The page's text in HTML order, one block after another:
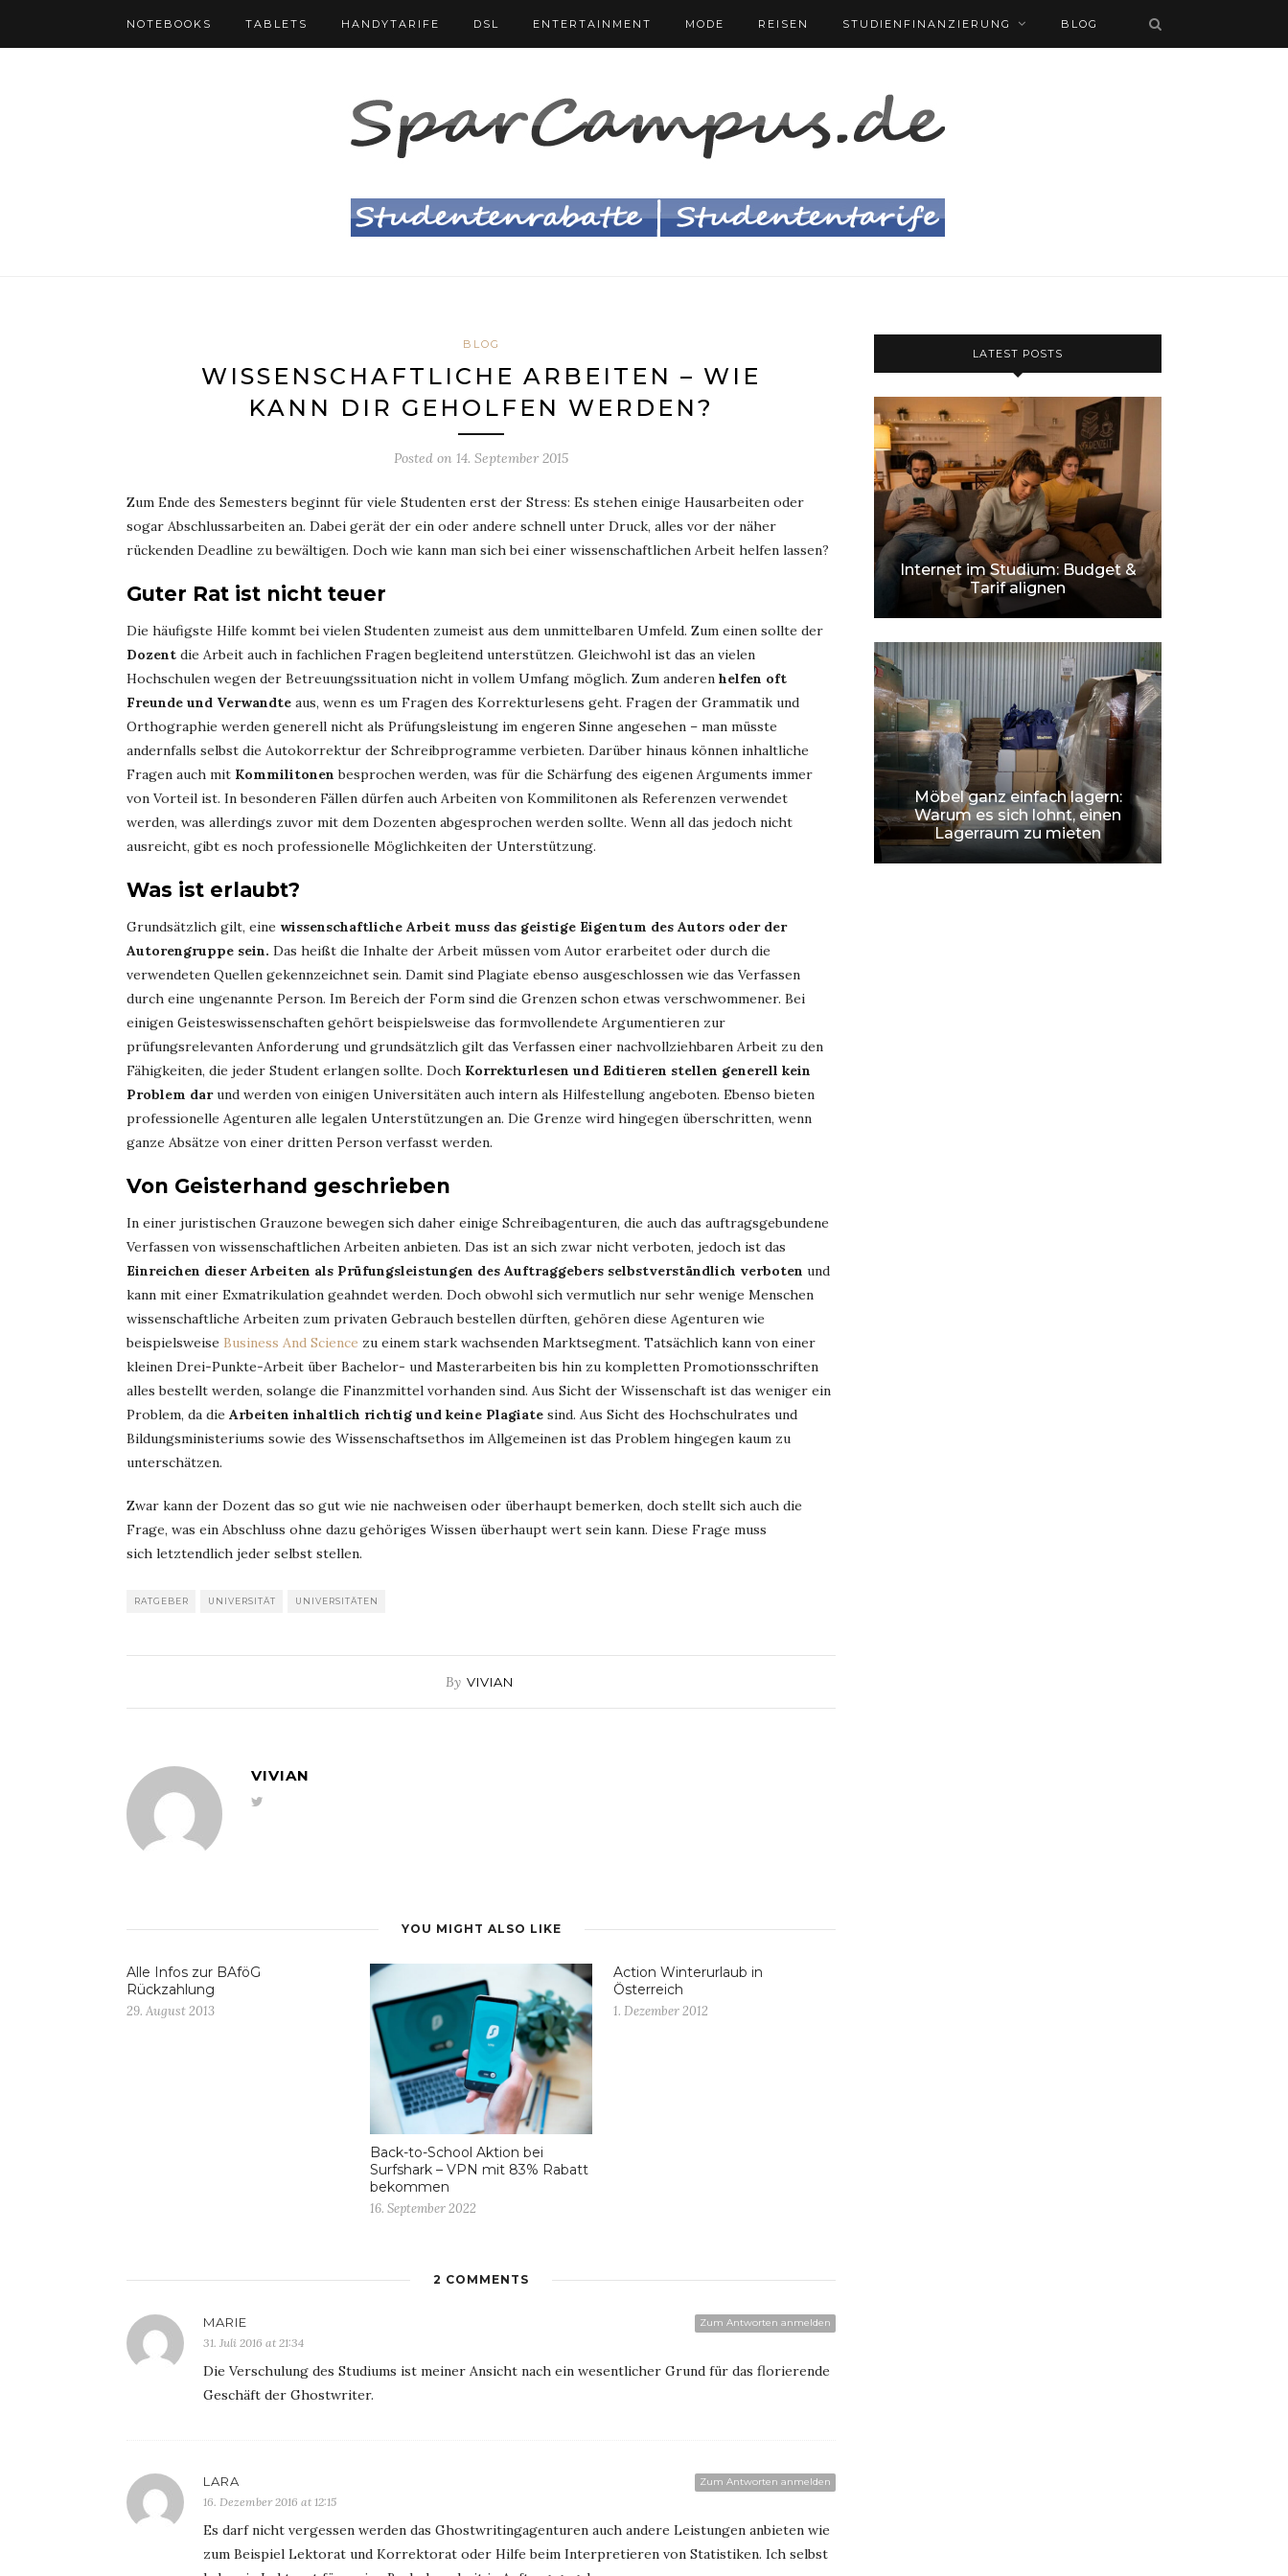
NOTEBOOKS TABLETS HANDYTARIFE DSL ENTERTAINMENT MODE REISEN STUDIENFINANZIERUNG BLOG
BLOG
WISSENSCHAFTLICHE ARBEITEN – WIE
KANN DIR GEHOLFEN WERDEN?
Posted on 14. September 2015
Zum Ende des Semesters beginnt für viele Studenten erst der Stress: Es stehen einige Hausarbeiten oder
sogar Abschlussarbeiten an. Dabei gerät der ein oder andere schnell unter Druck, alles vor der näher
rückenden Deadline zu bewältigen. Doch wie kann man sich bei einer wissenschaftlichen Arbeit helfen lassen?
Guter Rat ist nicht teuer
Die häufigste Hilfe kommt bei vielen Studenten zumeist aus dem unmittelbaren Umfeld. Zum einen sollte der
Dozent die Arbeit auch in fachlichen Fragen begleitend unterstützen. Gleichwohl ist das an vielen
Hochschulen wegen der Betreuungssituation nicht in vollem Umfang möglich. Zum anderen helfen oft
Freunde und Verwandte aus, wenn es um Fragen des Korrekturlesens geht. Fragen der Grammatik und
Orthographie werden generell nicht als Prüfungsleistung im engeren Sinne angesehen – man müsste
andernfalls selbst die Autokorrektur der Schreibprogramme verbieten. Darüber hinaus können inhaltliche
Fragen auch mit Kommilitonen besprochen werden, was für die Schärfung des eigenen Arguments immer
von Vorteil ist. In besonderen Fällen dürfen auch Arbeiten von Kommilitonen als Referenzen verwendet
werden, was allerdings zuvor mit dem Dozenten abgesprochen werden sollte. Wenn all das jedoch nicht
ausreicht, gibt es noch professionelle Möglichkeiten der Unterstützung.
Was ist erlaubt?
Grundsätzlich gilt, eine wissenschaftliche Arbeit muss das geistige Eigentum des Autors oder der
Autorengruppe sein. Das heißt die Inhalte der Arbeit müssen vom Autor erarbeitet oder durch die
verwendeten Quellen gekennzeichnet sein. Damit sind Plagiate ebenso ausgeschlossen wie das Verfassen
durch eine ungenannte Person. Im Bereich der Form sind die Grenzen schon etwas verschwommener. Bei
einigen Geisteswissenschaften gehört beispielsweise das formvollendete Argumentieren zur
prüfungsrelevanten Anforderung und grundsätzlich gilt das Verfassen einer nachvollziehbaren Arbeit zu den
Fähigkeiten, die jeder Student erlangen sollte. Doch Korrekturlesen und Editieren stellen generell kein
Problem darund werden von einigen Universitäten auch intern als Hilfestellung angeboten. Ebenso bieten
professionelle Agenturen alle legalen Unterstützungen an. Die Grenze wird hingegen überschritten, wenn
ganze Absätze von einer dritten Person verfasst werden.
Von Geisterhand geschrieben
In einer juristischen Grauzone bewegen sich daher einige Schreibagenturen, die auch das auftragsgebundene
Verfassen von wissenschaftlichen Arbeiten anbieten. Das ist an sich zwar nicht verboten, jedoch ist das
Einreichen dieser Arbeiten als Prüfungsleistungen des Auftraggebers selbstverständlich verboten und
kann mit einer Exmatrikulation geahndet werden. Doch obwohl sich vermutlich nur sehr wenige Menschen
wissenschaftliche Arbeiten zum privaten Gebrauch bestellen dürften, gehören diese Agenturen wie
beispielsweise Business And Science zu einem stark wachsenden Marktsegment. Tatsächlich kann von einer
kleinen Drei-Punkte-Arbeit über Bachelor- und Masterarbeiten bis hin zu kompletten Promotionsschriften
alles bestellt werden, solange die Finanzmittel vorhanden sind. Aus Sicht der Wissenschaft ist das weniger ein
Problem, da die Arbeiten inhaltlich richtig und keine Plagiate sind. Aus Sicht des Hochschulrates und
Bildungsministeriums sowie des Wissenschaftsethos im Allgemeinen ist das Problem hingegen kaum zu
unterschätzen.
Zwar kann der Dozent das so gut wie nie nachweisen oder überhaupt bemerken, doch stellt sich auch die
Frage, was ein Abschluss ohne dazu gehöriges Wissen überhaupt wert sein kann. Diese Frage muss
sich letztendlich jeder selbst stellen.
RATGEBER UNIVERSITÄT UNIVERSITÄTEN
By VIVIAN
VIVIAN
YOU MIGHT ALSO LIKE
Alle Infos zur BAföG
Rückzahlung
29. August 2013
Back-to-School Aktion bei
Surfshark – VPN mit 83% Rabatt
bekommen
16. September 2022
Action Winterurlaub in
Österreich
1. Dezember 2012
2 COMMENTS
Zum Antworten anmelden
MARIE
31. Juli 2016 at 21:34
Die Verschulung des Studiums ist meiner Ansicht nach ein wesentlicher Grund für das florierende
Geschäft der Ghostwriter.
Zum Antworten anmelden
LARA
16. Dezember 2016 at 12:15
Es darf nicht vergessen werden das Ghostwritingagenturen auch andere Leistungen anbieten wie
zum Beispiel Lektorat und Korrektorat oder Hilfe beim Interpretieren von Statistiken. Ich selbst
LATEST POSTS
Internet im Studium: Budget &
Tarif alignen
Möbel ganz einfach lagern:
Warum es sich lohnt, einen
Lagerraum zu mieten